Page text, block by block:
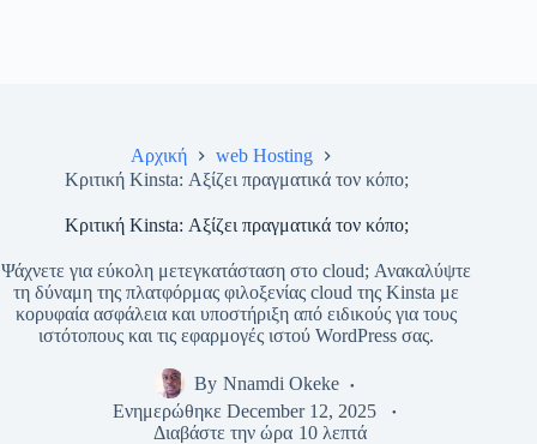
Αρχική
web Hosting
Κριτική Kinsta: Αξίζει πραγματικά τον κόπο;
Κριτική Kinsta: Αξίζει πραγματικά τον κόπο;
Ψάχνετε για εύκολη μετεγκατάσταση στο cloud; Ανακαλύψτε
τη δύναμη της πλατφόρμας φιλοξενίας cloud της Kinsta με
κορυφαία ασφάλεια και υποστήριξη από ειδικούς για τους
ιστότοπους και τις εφαρμογές ιστού WordPress σας.
By Nnamdi Okeke
Ενημερώθηκε December 12, 2025
Διαβάστε την ώρα 10 λεπτά